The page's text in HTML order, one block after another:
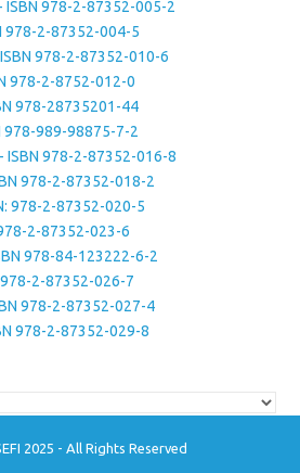
ISBN 978-2-87352-005-2
978-2-87352-004-5
978-2-87352-010-6
978-2-8752-012-0
978-28735201-44
978-989-98875-7-2
ISBN 978-2-87352-016-8
978-2-87352-018-2
978-2-87352-020-5
2-87352-023-6
978-84-123222-6-2
2-87352-026-7
978-2-87352-027-4
978-2-87352-029-8
2025 - All Rights Reserved